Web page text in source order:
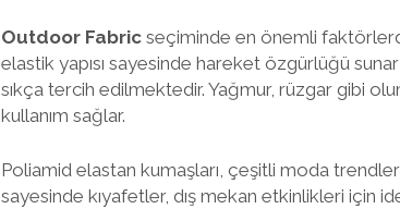
Outdoor Fabricseçiminde en önemli
elastik yapısı sayesinde hareket özgürlüğü
sıkça tercih edilmektedir. Yağmur, rüzgar gibi
kullanım sağlar.
Poliamid elastan kumaşları, çeşitli moda
sayesinde kıyafetler, dış mekan etkinlikleri için